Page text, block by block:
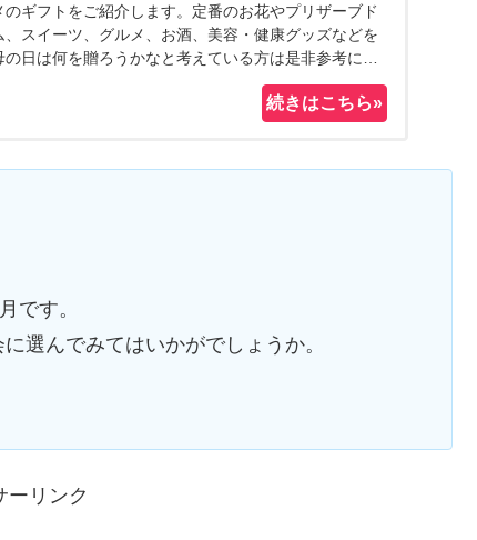
ギフトをご紹介します。定番のお花やプリザーブド
スイーツ、グルメ、お酒、美容・健康グッズなどを
日は何を贈ろうかなと考えている方は是非参考にし
です。
選んでみてはいかがでしょうか。
ーリンク